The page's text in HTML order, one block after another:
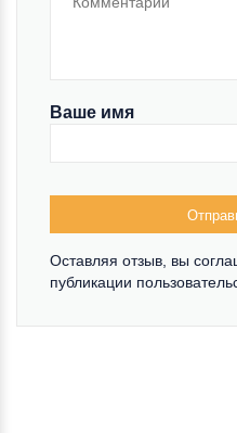
Ваше имя
Оставляя отзыв, вы
публикации